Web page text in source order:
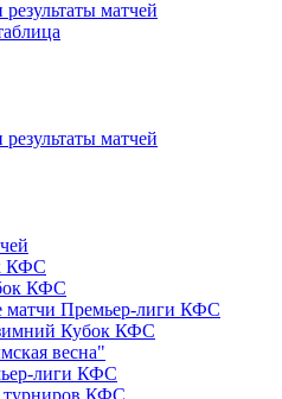
матчей
матчей
КФС
КФС
матчи Премьер-лиги КФС
Кубок КФС
весна"
лиги КФС
турниров КФС